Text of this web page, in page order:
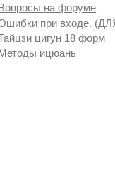
на форуме
при входе.
цигун 18 форм
ицюань